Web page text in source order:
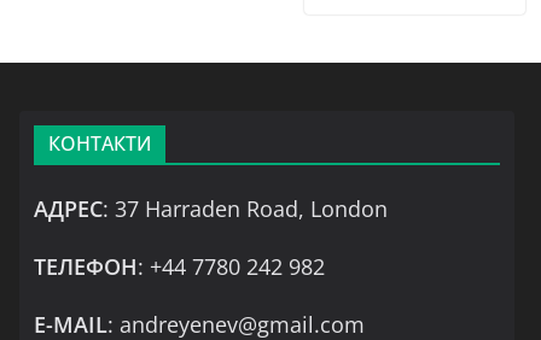
КОНТАКТИ
АДРЕС: 37 Harraden Road, London
ТЕЛЕФОН: +44 7780 242 982
Е-MAIL: andreyenev@gmail.com